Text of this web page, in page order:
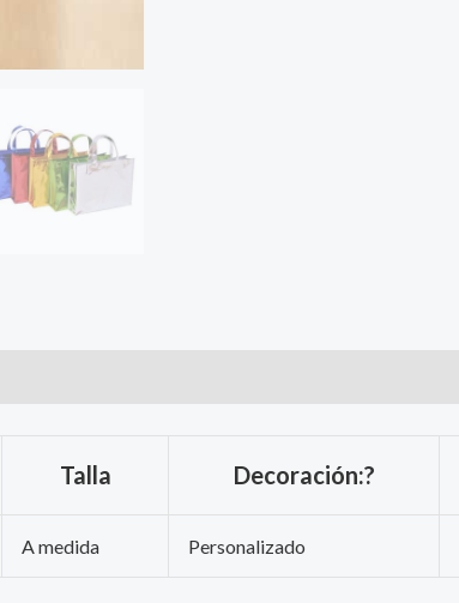
Talla Decoración:?
A medida Personalizado